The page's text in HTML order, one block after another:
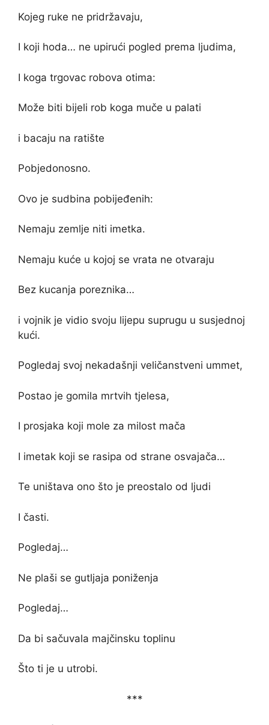
Kojeg ruke ne pridržavaju,
I koji hoda… ne upirući pogled prema ljudima,
I koga trgovac robova otima:
Može biti bijeli rob koga muče u palati
i bacaju na ratište
Pobjedonosno.
Ovo je sudbina pobijeđenih:
Nemaju zemlje niti imetka.
Nemaju kuće u kojoj se vrata ne otvaraju
Bez kucanja poreznika…
i vojnik je vidio svoju lijepu suprugu u susjednoj
kući.
Pogledaj svoj nekadašnji veličanstveni ummet,
Postao je gomila mrtvih tjelesa,
I prosjaka koji mole za milost mača
I imetak koji se rasipa od strane osvajača…
Te uništava ono što je preostalo od ljudi
I časti.
Pogledaj…
Ne plaši se gutljaja poniženja
Pogledaj…
Da bi sačuvala majčinsku toplinu
Što ti je u utrobi.
***